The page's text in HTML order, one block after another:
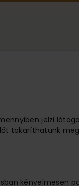
jelzi
takaríthatunk
kényelmesen